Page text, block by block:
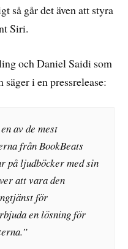
så går det även att styra
Siri.
och Daniel Saidi som
i en pressrelease:
av de mest
från BookBeats
på ljudböcker med sin
att vara den
för
en lösning för